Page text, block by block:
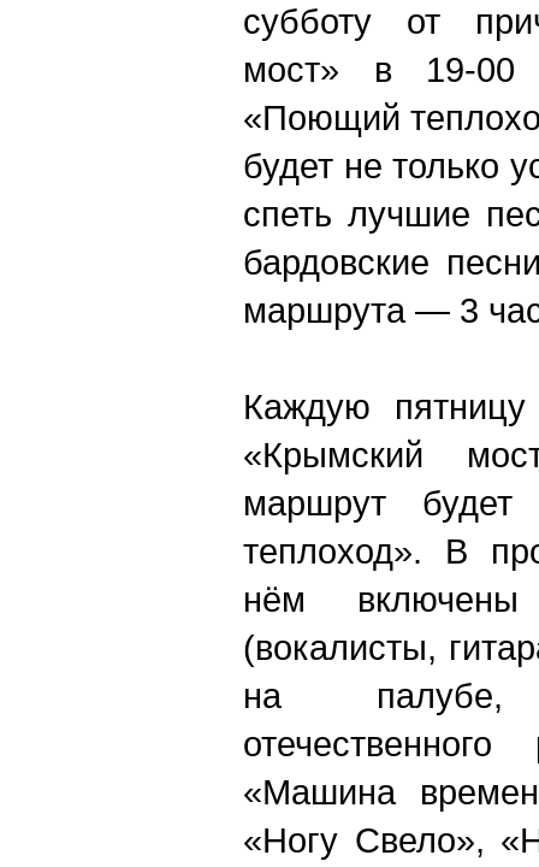
субботу от
мост» в 19-00
«Поющий
будет не только
спеть лучшие
бардовские
маршрута — 3
Каждую
«Крымский
маршрут будет
теплоход». В
нём
(вокалисты,
на
«Машина
«Ногу Свело»,